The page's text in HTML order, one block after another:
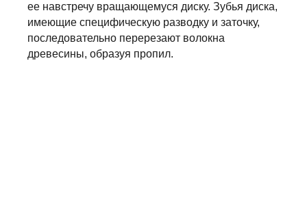
ее навстречу вращающемуся диску. Зубья диска,
имеющие специфическую разводку и заточку,
последовательно перерезают волокна
древесины, образуя пропил.